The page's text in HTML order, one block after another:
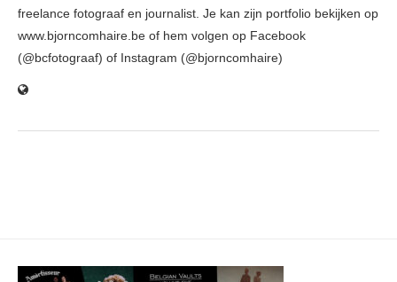
freelance fotograaf en journalist. Je kan zijn portfolio bekijken op
www.bjorncomhaire.be of hem volgen op Facebook
(@bcfotograaf) of Instagram (@bjorncomhaire)